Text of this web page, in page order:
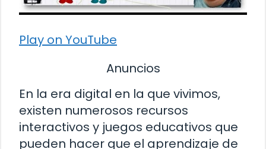
Play on YouTube
Anuncios
En la era digital en la que vivimos,
existen numerosos recursos
interactivos y juegos educativos que
pueden hacer que el aprendizaje de